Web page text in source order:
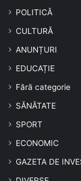
POLITICĂ
CULTURĂ
ANUNȚURI
EDUCAȚIE
Fără categorie
SĂNĂTATE
SPORT
ECONOMIC
GAZETA DE